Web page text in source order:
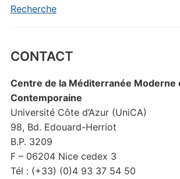
Recherche
CONTACT
Centre de la Méditerranée Moderne
Contemporaine
Université Côte d’Azur (UniCA)
98, Bd. Edouard-Herriot
B.P. 3209
F – 06204 Nice cedex 3
Tél : (+33) (0)4 93 37 54 50